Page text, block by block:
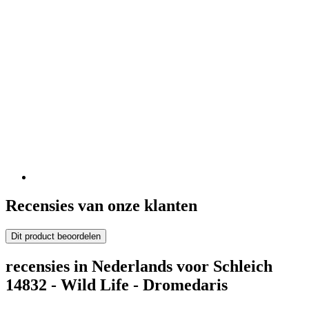
Recensies van onze klanten
Dit product beoordelen
recensies in Nederlands voor Schleich
14832 - Wild Life - Dromedaris